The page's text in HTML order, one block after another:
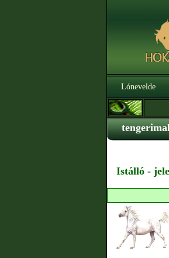
Lónevelde
Istálló -